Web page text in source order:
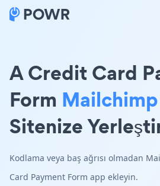
A Credit Card
Form Mailchimp
Sitenize
Kodlama veya baş ağrısı olmadan
Card Payment Form app ekleyin.